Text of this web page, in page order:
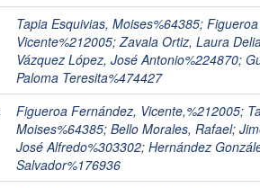
Tapia Esquivias, Moises%64385;
Vicente%212005;Zavala Ortiz, Laura
Vázquez López, José Antonio%224870;
Paloma Teresita%474427
Figueroa Fernández, Vicente,%212005;
Moises%64385; Bello Morales, Rafael;
José Alfredo%303302; Hernández
Salvador%176936